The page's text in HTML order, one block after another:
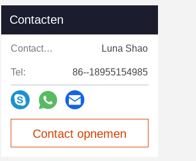
Contacten
Contacten: Luna Shao
Tel: 86--18955154985
Contact opnemen